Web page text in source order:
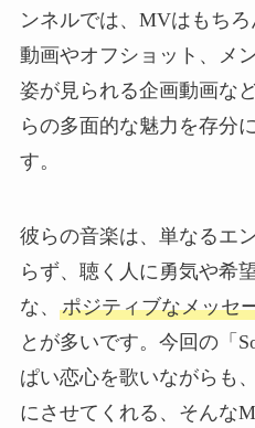
ンネルでは、MVはもち
動画やオフショット、メ
姿が見られる企画動画な
らの多面的な魅力を存分
す。
彼らの音楽は、単なるエ
らず、聴く人に勇気や希
な、 ポジティブなメッセ
とが多いです。今回の「
ぱい恋心を歌いながらも
にさせてくれる、そんな